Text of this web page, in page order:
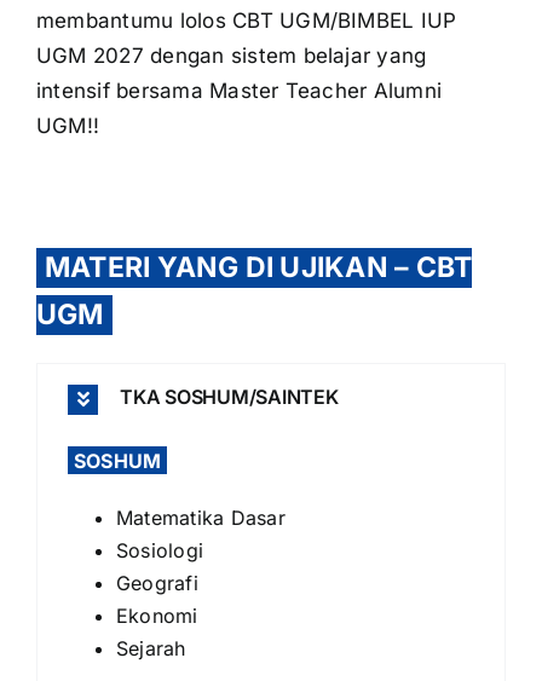
membantumu lolos CBT UGM/BIMBEL IUP
UGM 2027 dengan sistem belajar yang
intensif bersama Master Teacher Alumni
UGM!!
MATERI YANG DI UJIKAN – CBT
UGM
TKA SOSHUM/SAINTEK
SOSHUM
Matematika Dasar
Sosiologi
Geografi
Ekonomi
Sejarah